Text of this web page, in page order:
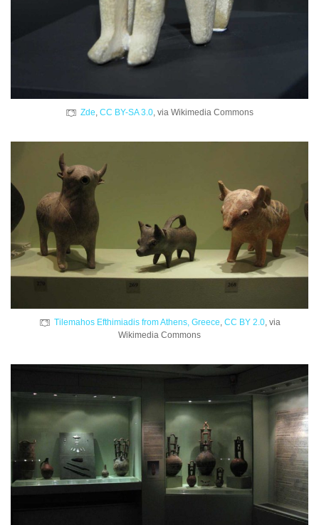
Zde, CC BY-SA 3.0, via Wikimedia Commons
Tilemahos Efthimiadis from Athens, Greece, CC BY 2.0, via
Wikimedia Commons